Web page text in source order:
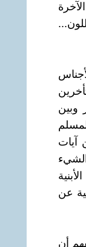
وبين
آيات
عن
أن